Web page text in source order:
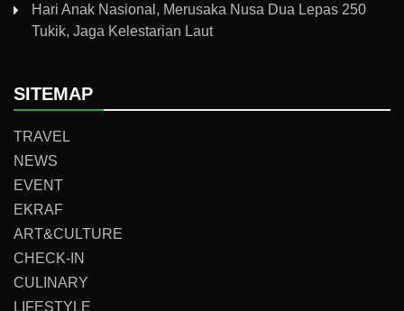
Hari Anak Nasional, Merusaka Nusa Dua Lepas 250
Tukik, Jaga Kelestarian Laut
SITEMAP
TRAVEL
NEWS
EVENT
EKRAF
ART&CULTURE
CHECK-IN
CULINARY
LIFESTYLE